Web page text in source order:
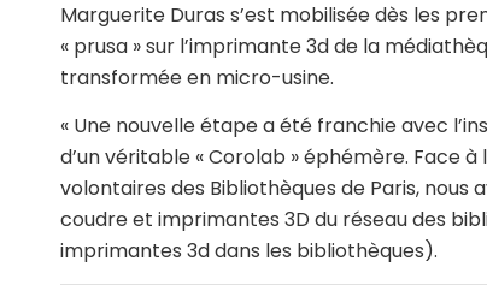
Marguerite Duras s’est mobilisée dès les
« prusa » sur l’imprimante 3d de la
transformée en micro-usine.
« Une nouvelle étape a été franchie avec
d’un véritable « Corolab » éphémère. Face
volontaires des Bibliothèques de Paris,
coudre et imprimantes 3D du réseau des
imprimantes 3d dans les bibliothèques).